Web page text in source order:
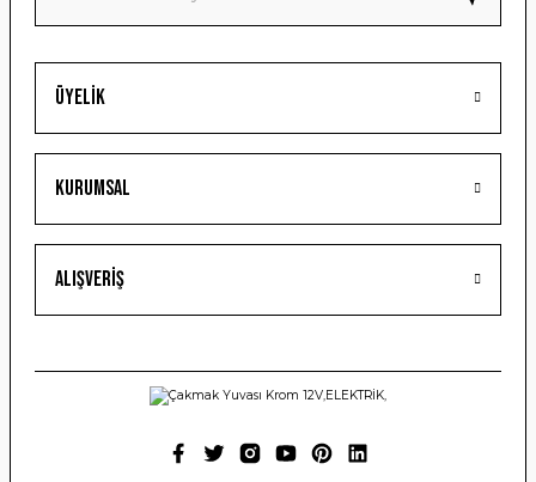
Gönder
Üyelik
Kurumsal
Alışveriş